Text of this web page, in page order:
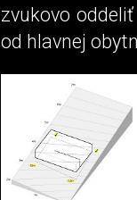
zvukovo
od hlavnej